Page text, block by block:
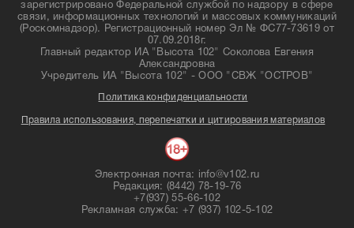
зарегистрировано Федеральной службой по надзору в сфере
связи, информационных технологий и массовых коммуникаций
(Роскомнадзор). Регистрационный номер Эл № ФС77-73619 от
07.09.2018г.
Главный редактор ИА "Высота 102" Соколова Евгения
Александровна
Учредитель ИА "Высота 102" - ООО "СВЖ "ОСТРОВ"
Политика конфиденциальности
Правила использования, перепечатки и цитирования материалов
Электронная почта: info@v102.ru
Редакция: (8442) 78-19-76
+7(937) 55-66-102
Рекламная служба: +7 (937) 102-5-102